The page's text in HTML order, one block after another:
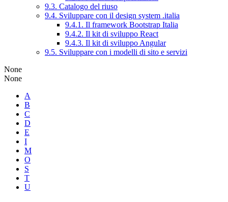
9.3. Catalogo del riuso
9.4. Sviluppare con il design system .italia
9.4.1. Il framework Bootstrap Italia
9.4.2. Il kit di sviluppo React
9.4.3. Il kit di sviluppo Angular
9.5. Sviluppare con i modelli di sito e servizi
None
None
A
B
C
D
E
I
M
O
S
T
U